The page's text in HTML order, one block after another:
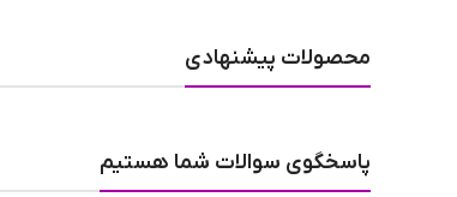
محصولات پیشنهادی
پاسخگوی سوالات شما هستیم